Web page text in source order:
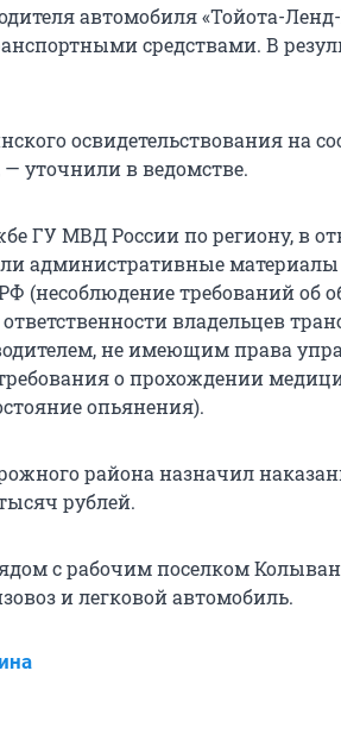
автомобиля «Тойота-
средствами. В
освидетельствования на
— уточнили в ведомстве.
ГУ МВД России по региону, в
административные материалы
РФ (несоблюдение требований об
владельцев
не имеющим права
о прохождении
опьянения).
района назначил
рублей.
с рабочим поселком
и легковой автомобиль.